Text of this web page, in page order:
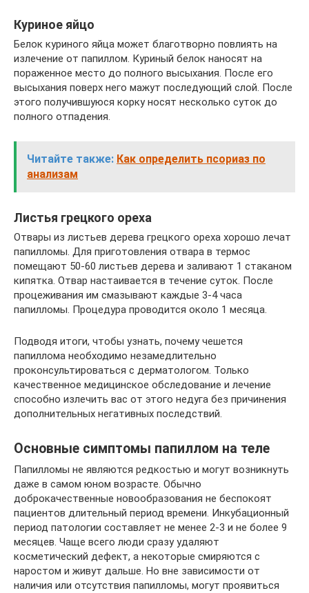
Куриное яйцо
Белок куриного яйца может благотворно повлиять на
излечение от папиллом. Куриный белок наносят на
пораженное место до полного высыхания. После его
высыхания поверх него мажут последующий слой. После
этого получившуюся корку носят несколько суток до
полного отпадения.
Читайте также: Как определить псориаз по
анализам
Листья грецкого ореха
Отвары из листьев дерева грецкого ореха хорошо лечат
папилломы. Для приготовления отвара в термос
помещают 50-60 листьев дерева и заливают 1 стаканом
кипятка. Отвар настаивается в течение суток. После
процеживания им смазывают каждые 3-4 часа
папилломы. Процедура проводится около 1 месяца.
Подводя итоги, чтобы узнать, почему чешется
папиллома необходимо незамедлительно
проконсультироваться с дерматологом. Только
качественное медицинское обследование и лечение
способно излечить вас от этого недуга без причинения
дополнительных негативных последствий.
Основные симптомы папиллом на теле
Папилломы не являются редкостью и могут возникнуть
даже в самом юном возрасте. Обычно
доброкачественные новообразования не беспокоят
пациентов длительный период времени. Инкубационный
период патологии составляет не менее 2-3 и не более 9
месяцев. Чаще всего люди сразу удаляют
косметический дефект, а некоторые смиряются с
наростом и живут дальше. Но вне зависимости от
наличия или отсутствия папилломы, могут проявиться